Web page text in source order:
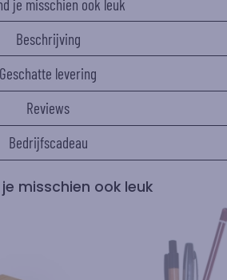
je misschien ook leuk
Beschrijving
Geschatte levering
Reviews
Bedrijfscadeau
misschien ook leuk